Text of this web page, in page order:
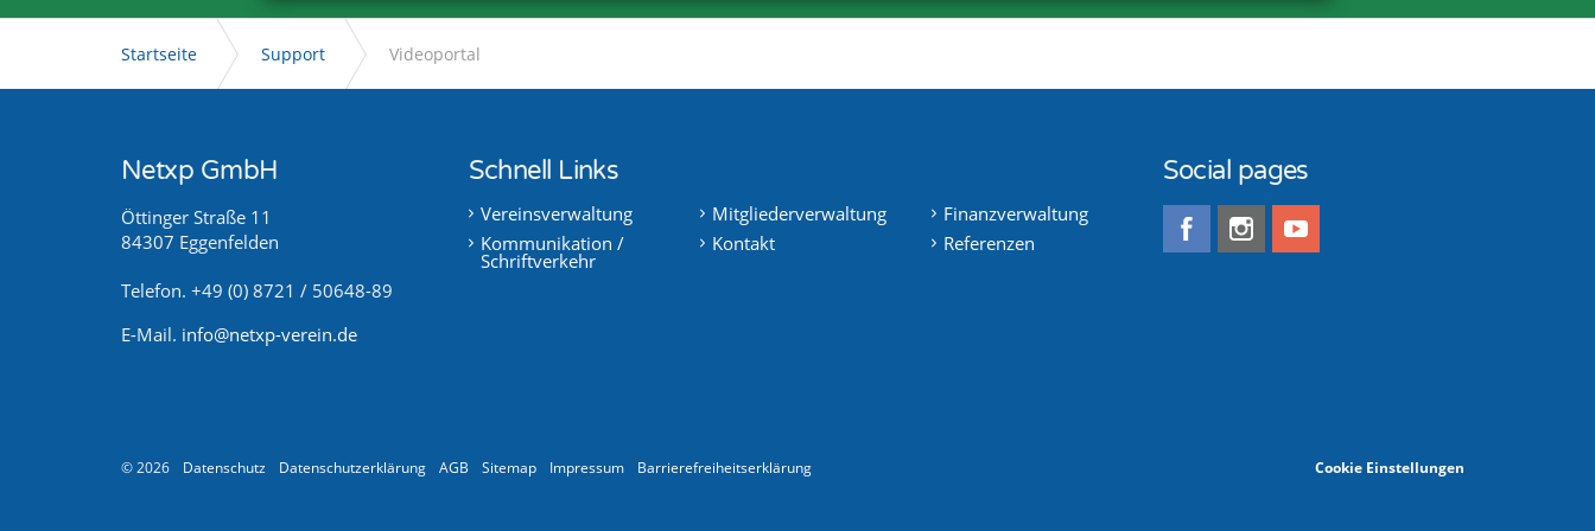
Startseite Support Videoportal
Netxp GmbH
Öttinger Straße 11
84307 Eggenfelden
Telefon. +49 (0) 8721 / 50648-89
E-Mail. info@netxp-verein.de
Schnell Links
Vereinsverwaltung Mitgliederverwaltung
Finanzverwaltung
Kommunikation /
Schriftverkehr
Kontakt Referenzen
Social pages
© 2026 Datenschutz Datenschutzerklärung AGB Sitemap Impressum Barrierefreiheitserklärung Cookie Einstellungen